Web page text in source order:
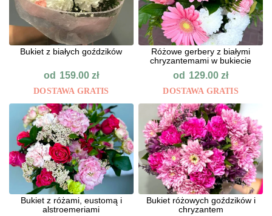
Bukiet z białych goździków
od 159.00 zł
DOSTAWA GRATIS
Różowe gerbery z białymi
chryzantemami w bukiecie
od 129.00zł
DOSTAWA GRATIS
Bukiet z różami, eustomą i
alstroemeriami
Bukiet różowych goździków i
chryzantem